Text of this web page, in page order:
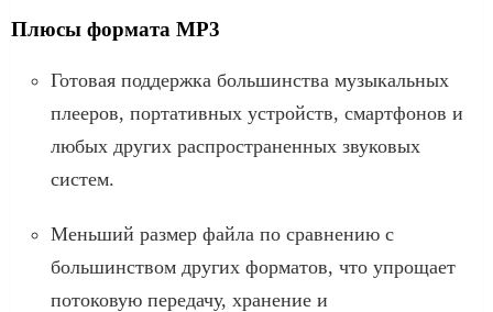
Плюсы формата MP3
Готовая поддержка большинства музыкальных
плееров, портативных устройств, смартфонов и
любых других распространенных звуковых
систем.
Меньший размер файла по сравнению с
большинством других форматов, что упрощает
потоковую передачу, хранение и